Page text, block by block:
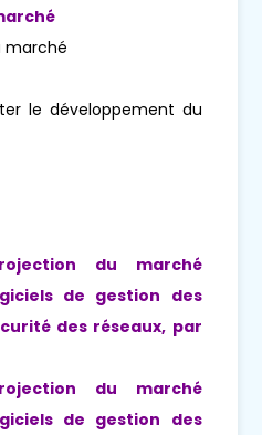
marché
le développement du
du marché
de gestion des
des réseaux, par
du marché
de gestion des